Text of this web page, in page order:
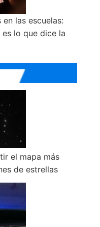
las escuelas:
lo que dice la
el mapa más
de estrellas